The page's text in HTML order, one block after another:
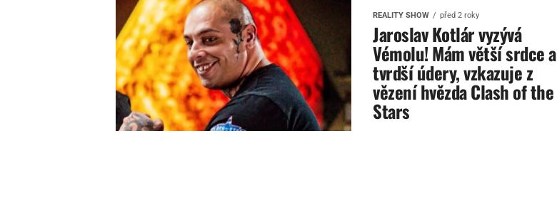
REALITY SHOW před 2 roky
Jaroslav Kotlár vyzývá
Vémolu! Mám větší srdce a
tvrdší údery, vzkazuje z
vězení hvězda Clash of the
Stars